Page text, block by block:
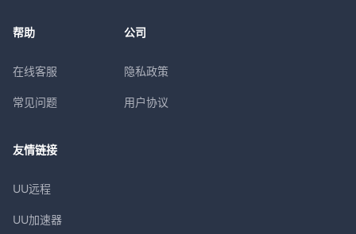
帮助
在线客服
常见问题
公司
隐私政策
用户协议
友情链接
UU远程
UU加速器